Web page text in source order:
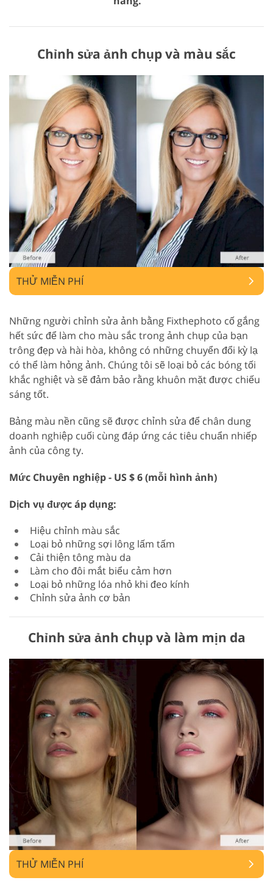
Chỉnh sửa ảnh chụp và màu sắc
THỬ MIỄN PHÍ
Những người chỉnh sửa ảnh bằng Fixthephoto cố gắng
hết sức để làm cho màu sắc trong ảnh chụp của bạn
trông đẹp và hài hòa, không có những chuyển đổi kỳ lạ
có thể làm hỏng ảnh. Chúng tôi sẽ loại bỏ các bóng tối
khắc nghiệt và sẽ đảm bảo rằng khuôn mặt được chiếu
sáng tốt.
Bảng màu nền cũng sẽ được chỉnh sửa để chân dung
doanh nghiệp cuối cùng đáp ứng các tiêu chuẩn nhiếp
ảnh của công ty.
Mức Chuyên nghiệp - US $ 6 (mỗi hình ảnh)
Dịch vụ được áp dụng:
Hiệu chỉnh màu sắc
Loại bỏ những sợi lông lấm tấm
Cải thiện tông màu da
Làm cho đôi mắt biểu cảm hơn
Loại bỏ những lóa nhỏ khi đeo kính
Chỉnh sửa ảnh cơ bản
Chỉnh sửa ảnh chụp và làm mịn da
THỬ MIỄN PHÍ